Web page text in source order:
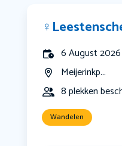
6 August
Meijerinkp...
8 plekken
Wandelen